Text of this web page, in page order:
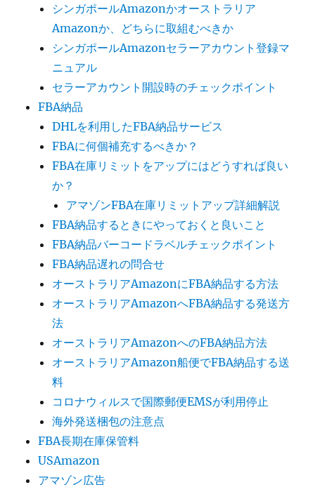
シンガポールAmazonかオーストラリア
Amazonか、どちらに取組むべきか
シンガポールAmazonセラーアカウント登録マ
ニュアル
セラーアカウント開設時のチェックポイント
FBA納品
DHLを利用したFBA納品サービス
FBAに何個補充するべきか？
FBA在庫リミットをアップにはどうすれば良い
か？
アマゾンFBA在庫リミットアップ詳細解説
FBA納品するときにやっておくと良いこと
FBA納品バーコードラベルチェックポイント
FBA納品遅れの問合せ
オーストラリアAmazonにFBA納品する方法
オーストラリアAmazonへFBA納品する発送方
法
オーストラリアAmazonへのFBA納品方法
オーストラリアAmazon船便でFBA納品する送
料
コロナウィルスで国際郵便EMSが利用停止
海外発送梱包の注意点
FBA長期在庫保管料
USAmazon
アマゾン広告